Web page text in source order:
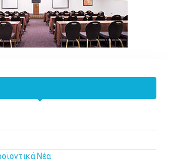
Νέα